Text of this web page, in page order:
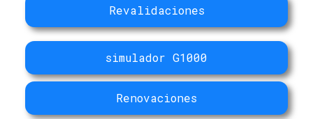
Revalidaciones
simulador G1000
Renovaciones